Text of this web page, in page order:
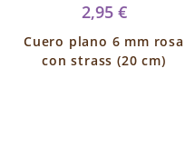
2,95 €
Cuero plano 6 mm rosa
con strass (20 cm)